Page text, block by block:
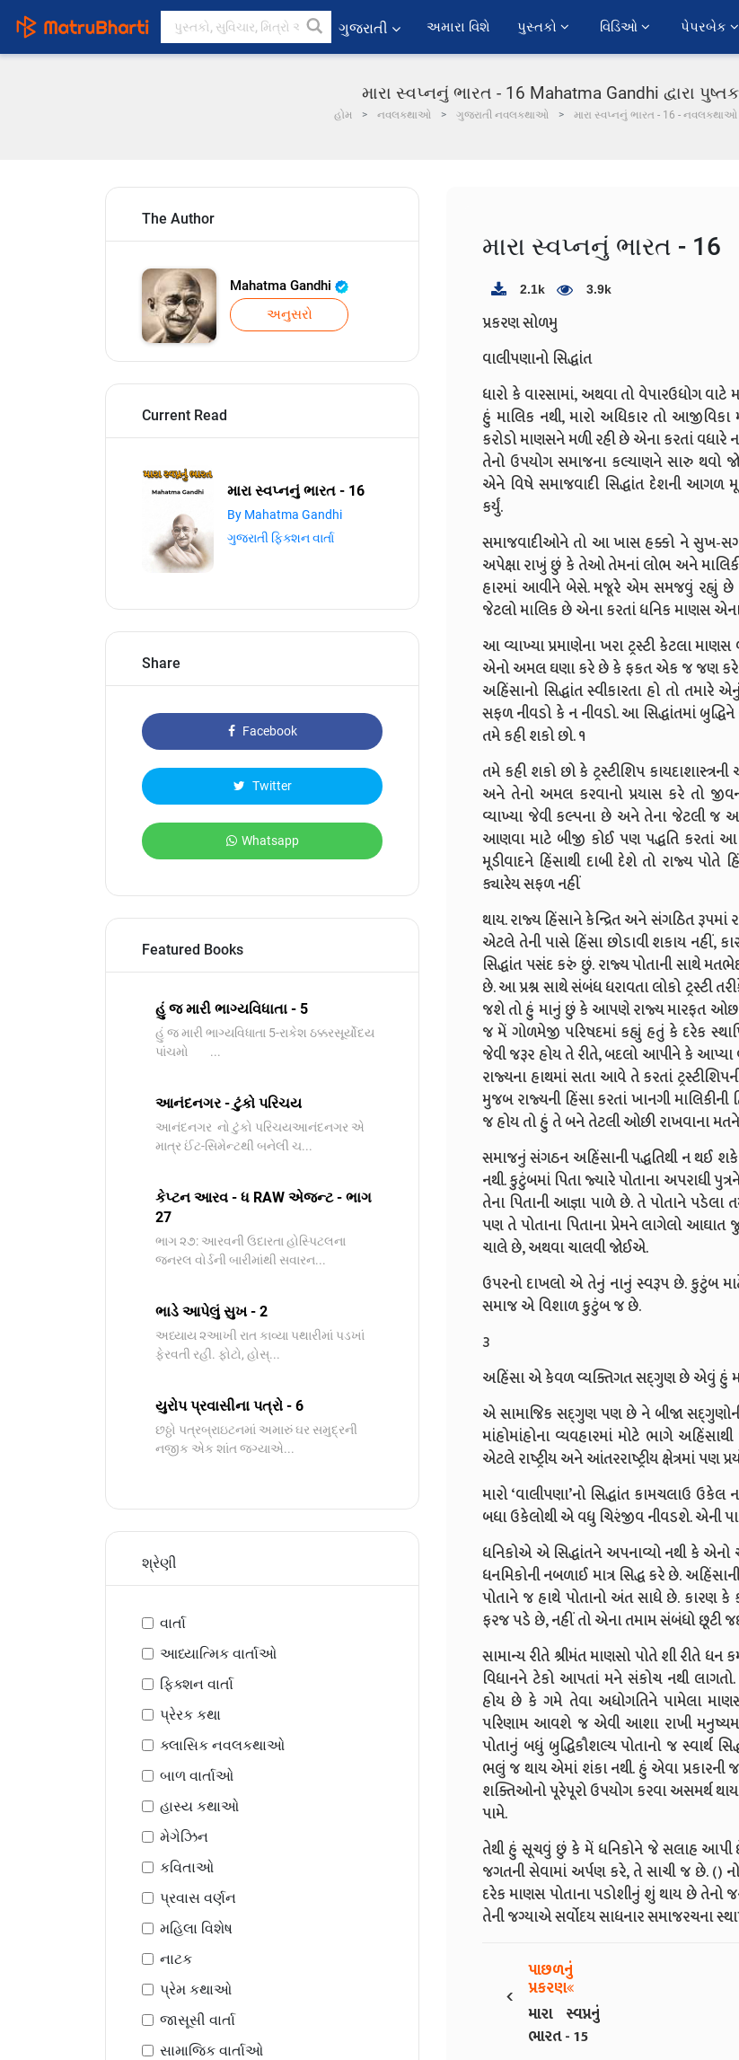
ગુજરાતી અમારા વિશે પુસ્તકો વિડિઓ પેપરબેક
મારા સ્વપ્નનું ભારત - 16 Mahatma Gandhi દ્વારા
હોમ નવલકથાઓ ગુજરાતી નવલકથાઓ મારા સ્વપ્નનું ભારત - 16 - નવલકથાઓ
The Author
Mahatma Gandhi
અનુસરો
Current Read
મારા સ્વપ્નનું ભારત - 16
By Mahatma Gandhi
ગુજરાતી ફિક્શન વાર્તા
Share
Facebook
Twitter
Whatsapp
Featured Books
હું જ મારી ભાગ્યવિધાતા - 5
હું જ મારી ભાગ્યવિધાતા 5-રાકેશ ઠક્કરસૂર્યોદય
પાંચમો ...
આનંદનગર - ટુંકો પરિચય
આનંદનગર નો ટુંકો પરિચયઆનંદનગર એ
માત્ર ઈંટ-સિમેન્ટથી બનેલી ચ...
કેપ્ટન આરવ - ધ RAW એજન્ટ - ભાગ
27
ભાગ ૨૭: આરવની ઉદારતા હોસ્પિટલના
જનરલ વોર્ડની બારીમાંથી સવારન...
ભાડે આપેલું સુખ - 2
અધ્યાય ૨આખી રાત કાવ્યા પથારીમાં પડખાં
ફેરવતી રહી. ફોટો, હોસ્...
યુરોપ પ્રવાસીના પત્રો - 6
છઠ્ઠો પત્રબ્રાઇટનમાં અમારું ઘર સમુદ્રની
નજીક એક શાંત જગ્યાએ...
શ્રેણી
વાર્તા
આધ્યાત્મિક વાર્તાઓ
ફિક્શન વાર્તા
પ્રેરક કથા
ક્લાસિક નવલકથાઓ
બાળ વાર્તાઓ
હાસ્ય કથાઓ
મેગેઝિન
કવિતાઓ
પ્રવાસ વર્ણન
મહિલા વિશેષ
નાટક
પ્રેમ કથાઓ
જાસૂસી વાર્તા
સામાજિક વાર્તાઓ
મારા સ્વપ્નનું ભારત - 16
2.1k 3.9k
પ્રકરણ સોળમુ
વાલીપણાનો સિદ્ધાંત
ધારો કે વારસામાં, અથવા તો વેપારઉધોગ
હું માલિક નથી, મારો અધિકાર તો
કરોડો માણસને મળી રહી છે એના કરતાં વધારે
તેનો ઉપયોગ સમાજના કલ્યાણને સારુ થવો
એને વિષે સમાજવાદી સિદ્ધાંત દેશની આગળ
કર્યું.
સમાજવાદીઓને તો આ ખાસ હક્કો ને સુખ-
અપેક્ષા રાખું છું કે તેઓ તેમનાં લોભ અને
હારમાં આવીને બેસે. મજૂરે એમ સમજવું રહ્યું છે
જેટલો માલિક છે એના કરતાં ધનિક માણસ
આ વ્યાખ્યા પ્રમાણેના ખરા ટ્રસ્ટી કેટલા
એનો અમલ ઘણા કરે છે કે ફકત એક જ જણ કરે
અહિંસાનો સિદ્ધાંત સ્વીકારતા હો તો
સફળ નીવડો કે ન નીવડો. આ સિદ્ધાંતમાં
તમે કહી શકો છો. ૧
તમે કહી શકો છો કે ટ્રસ્ટીશિપ
અને તેનો અમલ કરવાનો પ્રયાસ કરે તો
વ્યાખ્યા જેવી કલ્પના છે અને તેના જેટલી જ
આણવા માટે બીજી કોઈ પણ પદ્ધતિ કરતાં
મૂડીવાદને હિંસાથી દાબી દેશે તો રાજ્ય
ક્યારેય સફળ નહીં
થાય. રાજ્ય હિંસાને કેન્દ્રિત અને સંગઠિત
એટલે તેની પાસે હિંસા છોડાવી શકાય નહીં,
સિદ્ધાંત પસંદ કરું છું. રાજ્ય પોતાની સાથે
છે. આ પ્રશ્ન સાથે સંબંધ ધરાવતા લોકો ટ્રસ્ટી
જશે તો હું માનું છું કે આપણે રાજ્ય મારફત
જ મેં ગોળમેજી પરિષદમાં કહ્યું હતું કે દરેક
જેવી જરૂર હોય તે રીતે, બદલો આપીને કે
રાજ્યના હાથમાં સતા આવે તે કરતાં
મુજબ રાજ્યની હિંસા કરતાં ખાનગી
જ હોય તો હું તે બને તેટલી ઓછી રાખવાના
સમાજનું સંગઠન અહિંસાની પદ્ધતિથી ન થઈ
નથી. કુટુંબમાં પિતા જ્યારે પોતાના અપરાધી
તેના પિતાની આજ્ઞા પાળે છે. તે પોતાને
પણ તે પોતાના પિતાના પ્રેમને લાગેલો
ચાલે છે, અથવા ચાલવી જોઈએ.
ઉપરનો દાખલો એ તેનું નાનું સ્વરૂપ છે. કુટુંબ
સમાજ એ વિશાળ કુટુંબ જ છે.
૩
અહિંસા એ કેવળ વ્યક્તિગત સદ્‌ગુણ છે એવું હું
એ સામાજિક સદ્‌ગુણ પણ છે ને બીજા
માંહોમાંહોના વ્યવહારમાં મોટે ભાગે
એટલે રાષ્ટ્રીય અને આંતરરાષ્ટ્રીય ક્ષેત્રમાં પણ
મારો ‘વાલીપણા’નો સિદ્ધાંત કામચલાઉ ઉકેલ
બધા ઉકેલોથી એ વધુ ચિરંજીવ નીવડશે. એની
ધનિકોએ એ સિદ્ધાંતને અપનાવ્યો નથી કે એનો
ધનમિકોની નબળાઈ માત્ર સિદ્ધ કરે છે.
પોતાને જ હાથે પોતાનો અંત સાધે છે. કારણ
ફરજ પડે છે, નહીં તો એના તમામ સંબંધો
સામાન્ય રીતે શ્રીમંત માણસો પોતે શી રીતે
વિધાનને ટેકો આપતાં મને સંકોચ નથી
હોય છે કે ગમે તેવા અધોગતિને પામેલા
પરિણામ આવશે જ એવી આશા રાખી
પોતાનું બધું બુદ્ધિકૌશલ્ય પોતાનો જ સ્વાર્થ
ભલું જ થાય એમાં શંકા નથી. હું એવા પ્રકારની
શક્તિઓનો પૂરેપૂરો ઉપયોગ કરવા અસમર્થ
પામે.
તેથી હું સૂચવું છું કે મેં ધનિકોને જે સલાહ
જગતની સેવામાં અર્પણ કરે, તે સાચી જ છે. ()
દરેક માણસ પોતાના પડોશીનું શું થાય છે તેનો
તેની જગ્યાએ સર્વોદય સાધનાર સમાજરચના
‹
પાછળનું
પ્રકરણ
મારા સ્વપ્નનું
ભારત - 15